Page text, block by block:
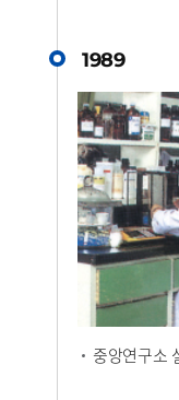
1989
중앙연구소